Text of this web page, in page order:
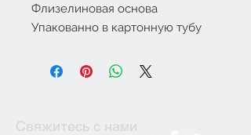
Флизелиновая основа
Упакованно в картонную тубу
Свяжитесь с нами